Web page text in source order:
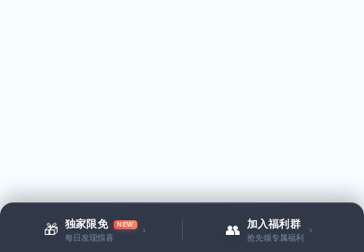
🎁 独家限免 NEW
每日发现惊喜
› 👥 加入福利群
抢先领专属福利
›